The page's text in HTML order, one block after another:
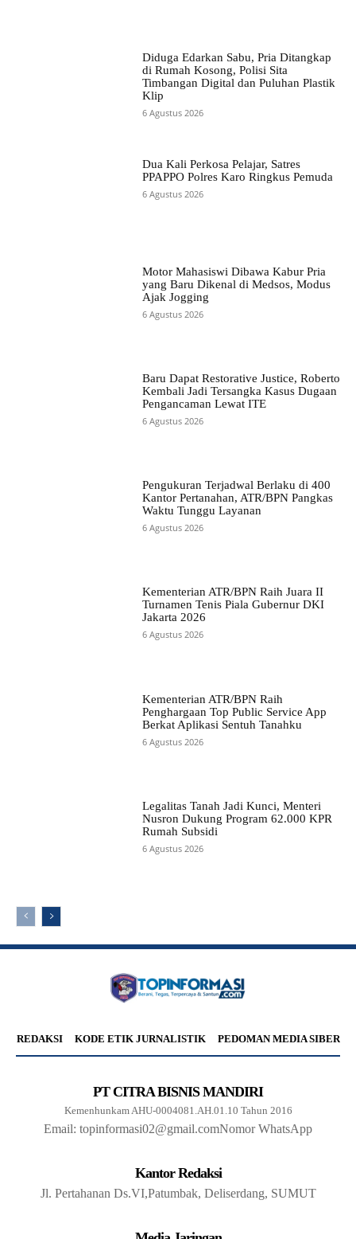
Diduga Edarkan Sabu, Pria Ditangkap
di Rumah Kosong, Polisi Sita
Timbangan Digital dan Puluhan Plastik
Klip
6 Agustus 2026
Dua Kali Perkosa Pelajar, Satres
PPAPPO Polres Karo Ringkus Pemuda
6 Agustus 2026
Motor Mahasiswi Dibawa Kabur Pria
yang Baru Dikenal di Medsos, Modus
Ajak Jogging
6 Agustus 2026
Baru Dapat Restorative Justice, Roberto
Kembali Jadi Tersangka Kasus Dugaan
Pengancaman Lewat ITE
6 Agustus 2026
Pengukuran Terjadwal Berlaku di 400
Kantor Pertanahan, ATR/BPN Pangkas
Waktu Tunggu Layanan
6 Agustus 2026
Kementerian ATR/BPN Raih Juara II
Turnamen Tenis Piala Gubernur DKI
Jakarta 2026
6 Agustus 2026
Kementerian ATR/BPN Raih
Penghargaan Top Public Service App
Berkat Aplikasi Sentuh Tanahku
6 Agustus 2026
Legalitas Tanah Jadi Kunci, Menteri
Nusron Dukung Program 62.000 KPR
Rumah Subsidi
6 Agustus 2026
REDAKSI KODE ETIK JURNALISTIK PEDOMAN MEDIA SIBER
PT CITRA BISNIS MANDIRI
Kemenhunkam AHU-0004081.AH.01.10 Tahun 2016
Email: topinformasi02@gmail.comNomor WhatsApp
Kantor Redaksi
Jl. Pertahanan Ds.VI,Patumbak, Deliserdang, SUMUT